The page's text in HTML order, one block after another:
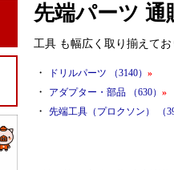
先端パーツ 通
工具 も幅広く取り揃えてお
・ ドリルパーツ （3140） »
・ アダプター・部品 （630） »
・ 先端工具（プロクソン） （39